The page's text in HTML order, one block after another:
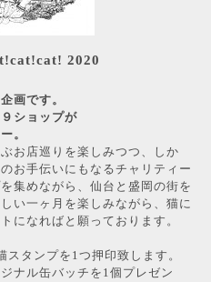
2020
画です。
ショップが
。
お店巡りを楽しみつつ、しか
お手伝いにもなるチャリティー
集めながら、仙台と盛岡の街を
い一ヶ月を楽しみながら、猫に
になればと願っております。
タンプを1つ押印致します。
ナル缶バッチを1個プレゼン